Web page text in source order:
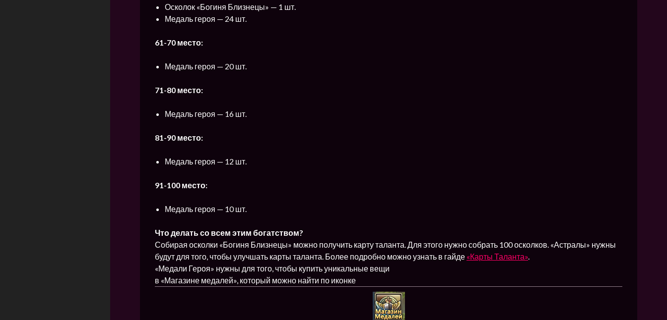
Осколок «Богиня Близнецы» — 1 шт.
Медаль героя — 24 шт.
61-70 место:
Медаль героя — 20 шт.
71-80 место:
Медаль героя — 16 шт.
81-90 место:
Медаль героя — 12 шт.
91-100 место:
Медаль героя — 10 шт.
Что делать со всем этим богатством?
Собирая осколки «Богиня Близнецы» можно получить карту таланта. Для этого нужно собрать 100 осколков. «Астралы» нужны
будут для того, чтобы улучшать карты таланта. Более подробно можно узнать в гайде «Карты Таланта».
«Медали Героя» нужны для того, чтобы купить уникальные вещи
в «Магазине медалей», который можно найти по иконке